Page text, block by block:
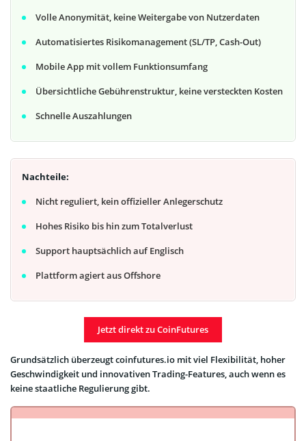
Volle Anonymität, keine Weitergabe von Nutzerdaten
Automatisiertes Risikomanagement (SL/TP, Cash-Out)
Mobile App mit vollem Funktionsumfang
Übersichtliche Gebührenstruktur, keine versteckten Kosten
Schnelle Auszahlungen
Nachteile:
Nicht reguliert, kein offizieller Anlegerschutz
Hohes Risiko bis hin zum Totalverlust
Support hauptsächlich auf Englisch
Plattform agiert aus Offshore
Jetzt direkt zu CoinFutures
Grundsätzlich überzeugt coinfutures.io mit viel Flexibilität, hoher
Geschwindigkeit und innovativen Trading-Features, auch wenn es
keine staatliche Regulierung gibt.